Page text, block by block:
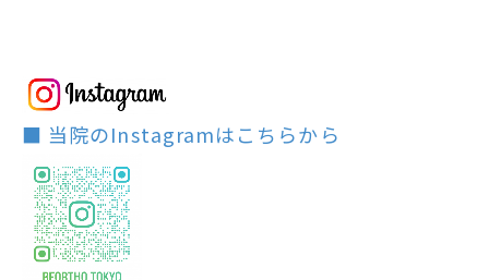
■ 当院のInstagramはこちらから